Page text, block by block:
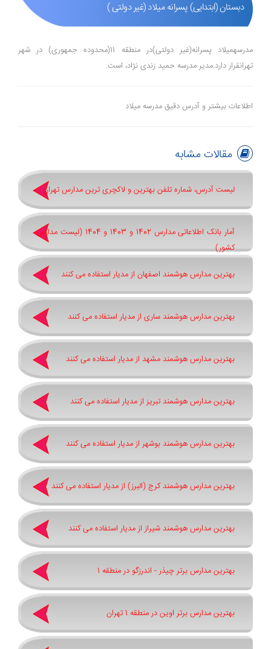
دبستان (ابتدایی) پسرانه میلاد (غیر دولتی )
مدرسهمیلاد پسرانه(غیر دولتی)در منطقه 11(محدوده جمهوری) در شهر
تهرانقرار دارد.مدیر مدرسه حمید زندی نژاد، است.
اطلاعات بیشتر و آدرس دقیق مدرسه میلاد
مقالات مشابه
لیست آدرس، شماره تلفن بهترین و لاکچری ترین مدارس تهران
آمار بانک اطلاعاتی مدارس 1402 و 1403 و 1404 (لیست مدارس
کشور)
بهترین مدارس هوشمند اصفهان از مدیار استفاده می کنند
بهترین مدارس هوشمند ساری از مدیار استفاده می کنند
بهترین مدارس هوشمند مشهد از مدیار استفاده می کنند
بهترین مدارس هوشمند تبریز از مدیار استفاده می کنند
بهترین مدارس هوشمند بوشهر از مدیار استفاده می کنند
بهترین مدارس هوشمند کرج (البرز) از مدیار استفاده می کنند
بهترین مدارس هوشمند شیراز از مدیار استفاده می کنند
بهترین مدارس برتر چیذر - اندرزگو در منطقه 1
بهترین مدارس برتر اوین در منطقه 1 تهران